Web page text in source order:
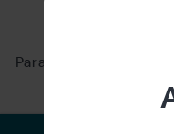
Para ver mais, acesse